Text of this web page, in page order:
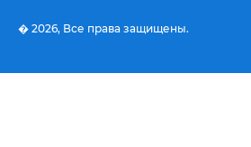
� 2026, Все права защищены.